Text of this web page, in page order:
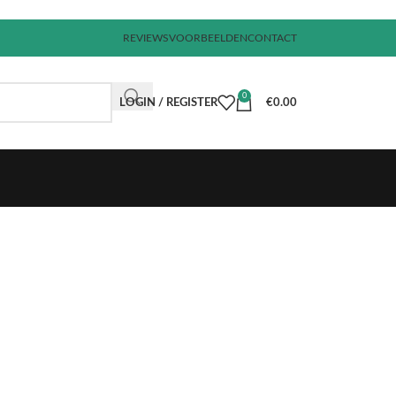
REVIEWSVOORBEELDENCONTACT
LOGIN / REGISTER
0
€0.00